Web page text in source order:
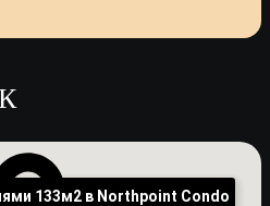
133м2 в Northpoint Condo